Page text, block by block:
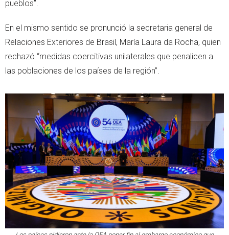
pueblos”.
En el mismo sentido se pronunció la secretaria general de
Relaciones Exteriores de Brasil, María Laura da Rocha, quien
rechazó “medidas coercitivas unilaterales que penalicen a
las poblaciones de los países de la región”.